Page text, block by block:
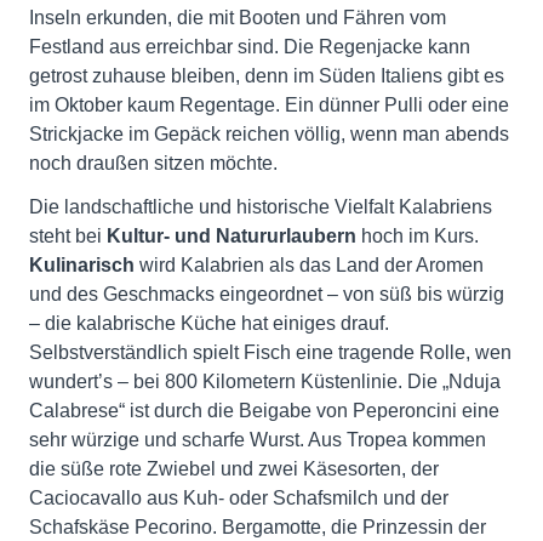
Inseln erkunden, die mit Booten und Fähren vom
Festland aus erreichbar sind. Die Regenjacke kann
getrost zuhause bleiben, denn im Süden Italiens gibt es
im Oktober kaum Regentage. Ein dünner Pulli oder eine
Strickjacke im Gepäck reichen völlig, wenn man abends
noch draußen sitzen möchte.
Die landschaftliche und historische Vielfalt Kalabriens
steht bei Kultur- und Natururlaubern hoch im Kurs.
Kulinarisch wird Kalabrien als das Land der Aromen
und des Geschmacks eingeordnet – von süß bis würzig
– die kalabrische Küche hat einiges drauf.
Selbstverständlich spielt Fisch eine tragende Rolle, wen
wundert’s – bei 800 Kilometern Küstenlinie. Die „Nduja
Calabrese“ ist durch die Beigabe von Peperoncini eine
sehr würzige und scharfe Wurst. Aus Tropea kommen
die süße rote Zwiebel und zwei Käsesorten, der
Caciocavallo aus Kuh- oder Schafsmilch und der
Schafskäse Pecorino. Bergamotte, die Prinzessin der